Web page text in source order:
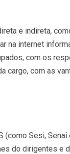
e indireta,
na internet
com os
cargo, com as
(como Sesi,
do dirigentes e